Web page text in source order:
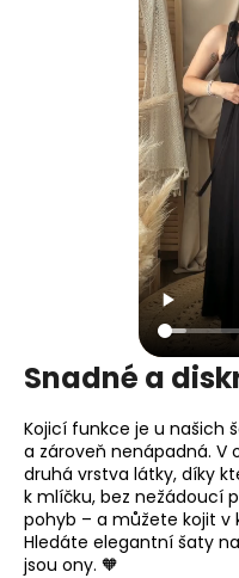
Snadné a
Kojicí funkce je u našich
a zároveň nenápadná. V
druhá vrstva látky, díky
k mlíčku, bez nežádoucí
pohyb – a můžete kojit v
Hledáte elegantní šaty
jsou ony. 🧡